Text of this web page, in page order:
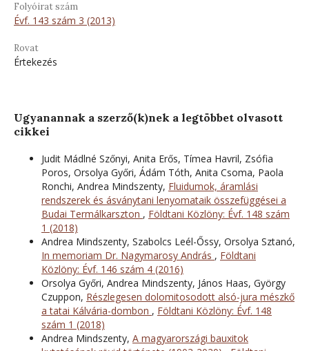
Folyóirat szám
Évf. 143 szám 3 (2013)
Rovat
Értekezés
Ugyanannak a szerző(k)nek a legtöbbet olvasott
cikkei
Judit Mádlné Szőnyi, Anita Erős, Tímea Havril, Zsófia
Poros, Orsolya Győri, Ádám Tóth, Anita Csoma, Paola
Ronchi, Andrea Mindszenty, Fluidumok, áramlási
rendszerek és ásványtani lenyomataik összefüggései a
Budai Termálkarszton , Földtani Közlöny: Évf. 148 szám
1 (2018)
Andrea Mindszenty, Szabolcs Leél-Őssy, Orsolya Sztanó,
In memoriam Dr. Nagymarosy András , Földtani
Közlöny: Évf. 146 szám 4 (2016)
Orsolya Győri, Andrea Mindszenty, János Haas, György
Czuppon, Részlegesen dolomitosodott alsó-jura mészkő
a tatai Kálvária-dombon , Földtani Közlöny: Évf. 148
szám 1 (2018)
Andrea Mindszenty, A magyarországi bauxitok